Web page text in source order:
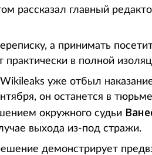
рассказал главный
а принимать
в полной
уже отбыл
он останется в
окружного судьи
выхода из-под стражи.
демонстрирует